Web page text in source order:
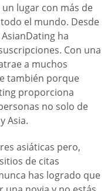
lugar con más de
el mundo. Desde
ha
Con una
a muchos
también porque
proporciona
no solo de
Asia.
asiáticas pero,
de citas
has logrado que